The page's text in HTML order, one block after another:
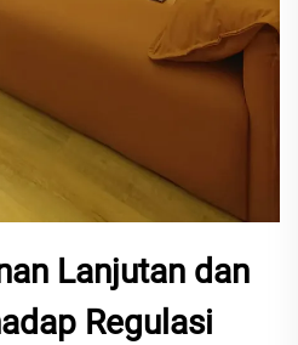
Lanjutan dan
Regulasi